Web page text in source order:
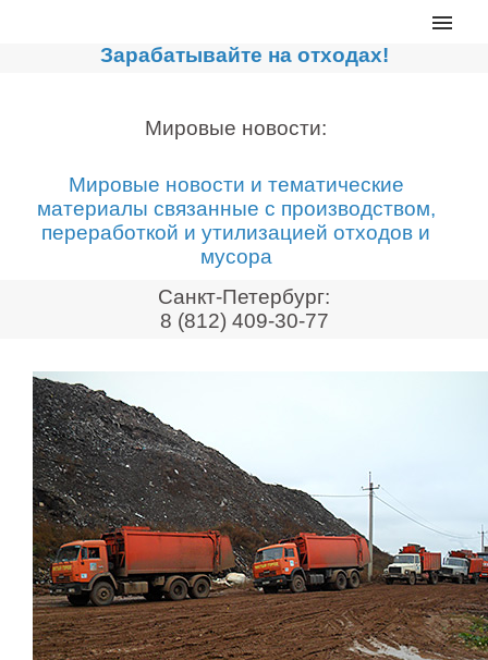
Главная
Сортировочные линии
Дробильное оборудование
Компакторы, контейнеры
Реализованные проекты
Видео
Мировые новости
О нас
Контакты
Оставить заявку
Зарабатывайте на отходах!
Мировые новости:
Мировые новости и тематические
материалы связанные с производством,
переработкой и утилизацией отходов и
мусора
Санкт-Петербург:
8 (812) 409-30-77